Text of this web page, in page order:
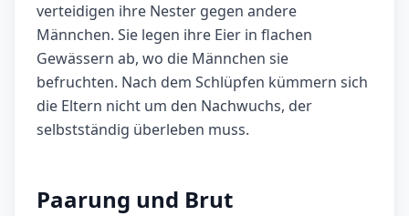
verteidigen ihre Nester gegen andere
Männchen. Sie legen ihre Eier in flachen
Gewässern ab, wo die Männchen sie
befruchten. Nach dem Schlüpfen kümmern sich
die Eltern nicht um den Nachwuchs, der
selbstständig überleben muss.
Paarung und Brut